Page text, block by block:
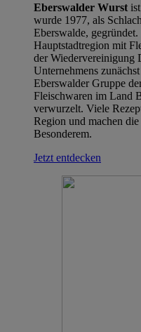
Eberswalder Wurst
wurde 1977, als
Eberswalde,
Hauptstadtregion mit
der Wiedervereinigung
Unternehmens
Eberswalder Gruppe
Fleischwaren im Land
verwurzelt. Viele
Region und machen
Besonderem.
Jetzt entdecken